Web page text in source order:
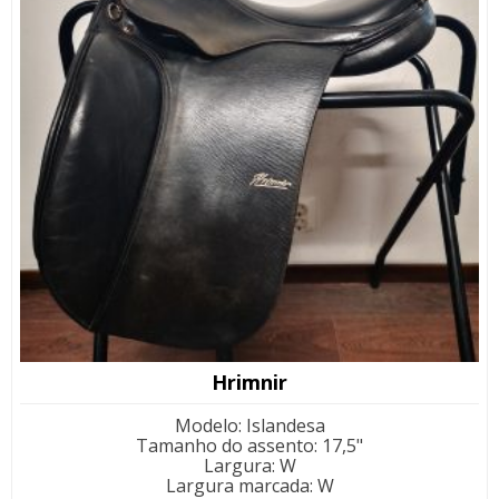
Hrimnir
Modelo: Islandesa
Tamanho do assento: 17,5"
Largura: W
Largura marcada: W